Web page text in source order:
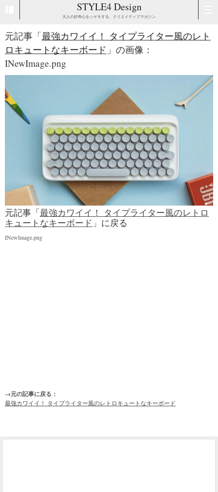
STYLE4 Design
大人の好奇心をシゲキする、クリエイティブマガジン
元記事「最強カワイイ！ タイプライター風のレト
ロキュートなキーボード 」の画像：
INewImage.png
元記事「最強カワイイ！ タイプライター風のレトロ
キュートなキーボード 」に戻る
INewImage.png
→元の記事に戻る：
最強カワイイ！ タイプライター風のレトロキュートなキーボード